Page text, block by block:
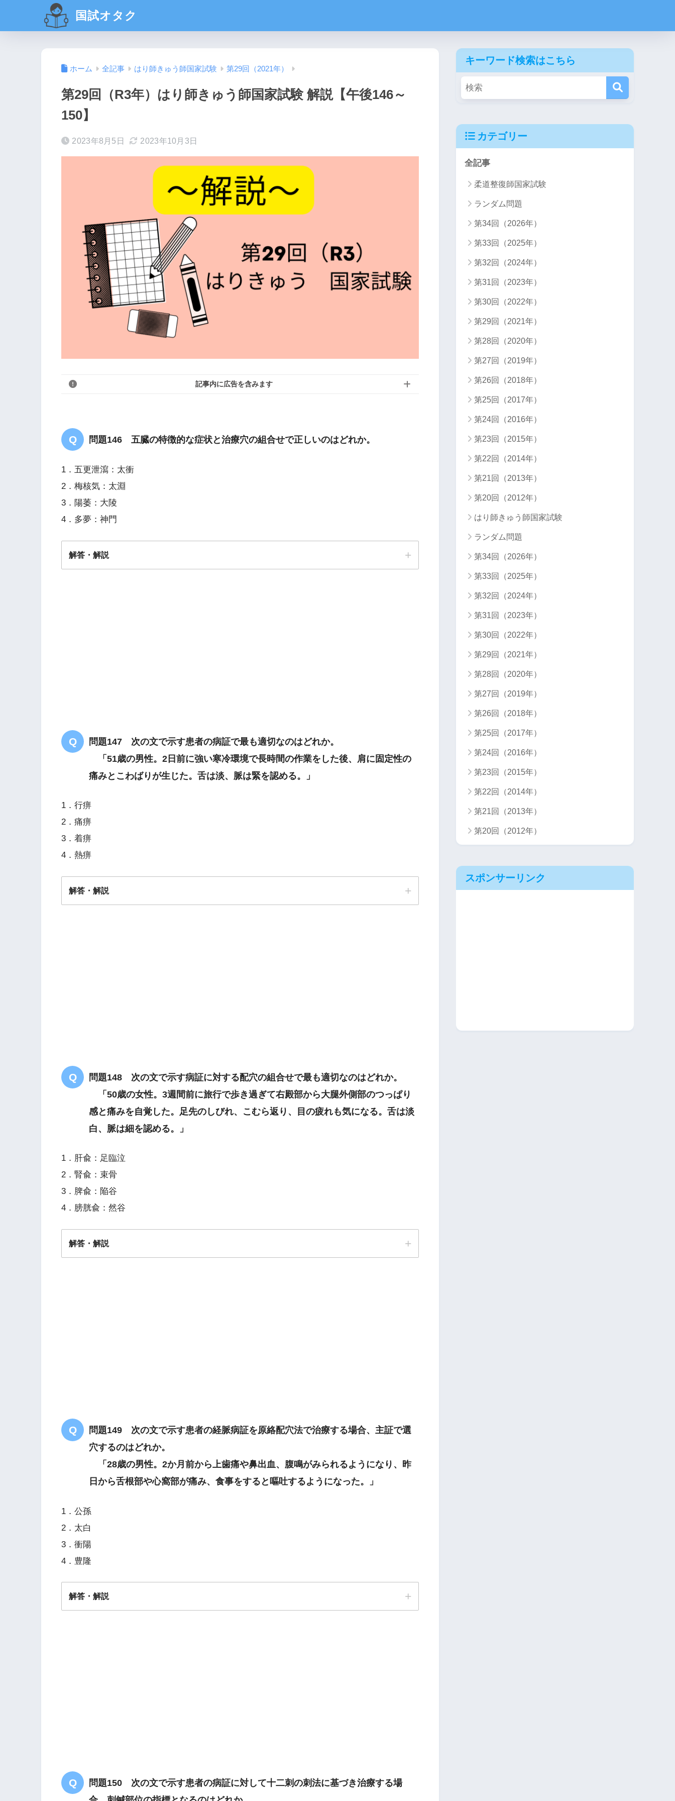
国試オタク
ホーム 全記事 はり師きゅう師国家試験 第29回（2021年）
第29回（R3年）はり師きゅう師国家試験 解説【午後146～
150】
2023年8月5日 2023年10月3日
記事内に広告を含みます
問題146 五臓の特徴的な症状と治療穴の組合せで正しいのはどれか。
1．五更泄瀉：太衝
2．梅核気：太淵
3．陽萎：大陵
4．多夢：神門
解答・解説
問題147 次の文で示す患者の病証で最も適切なのはどれか。
「51歳の男性。2日前に強い寒冷環境で長時間の作業をした後、肩に固定性の
痛みとこわばりが生じた。舌は淡、脈は緊を認める。」
1．行痹
2．痛痹
3．着痹
4．熱痹
解答・解説
問題148 次の文で示す病証に対する配穴の組合せで最も適切なのはどれか。
「50歳の女性。3週間前に旅行で歩き過ぎて右殿部から大腿外側部のつっぱり
感と痛みを自覚した。足先のしびれ、こむら返り、目の疲れも気になる。舌は淡
白、脈は細を認める。」
1．肝兪：足臨泣
2．腎兪：束骨
3．脾兪：陥谷
4．膀胱兪：然谷
解答・解説
肝の血虚
問題149 次の文で示す患者の経脈病証を原絡配穴法で治療する場合、主証で選
穴するのはどれか。
「28歳の男性。2か月前から上歯痛や鼻出血、腹鳴がみられるようになり、昨
日から舌根部や心窩部が痛み、食事をすると嘔吐するようになった。」
1．公孫
2．太白
3．衝陽
4．豊隆
解答・解説
問題150 次の文で示す患者の病証に対して十二刺の刺法に基づき治療する場
キーワード検索はこちら
カテゴリー
全記事
柔道整復師国家試験
ランダム問題
第34回（2026年）
第33回（2025年）
第32回（2024年）
第31回（2023年）
第30回（2022年）
第29回（2021年）
第28回（2020年）
第27回（2019年）
第26回（2018年）
第25回（2017年）
第24回（2016年）
第23回（2015年）
第22回（2014年）
第21回（2013年）
第20回（2012年）
はり師きゅう師国家試験
ランダム問題
第34回（2026年）
第33回（2025年）
第32回（2024年）
第31回（2023年）
第30回（2022年）
第29回（2021年）
第28回（2020年）
第27回（2019年）
第26回（2018年）
第25回（2017年）
第24回（2016年）
第23回（2015年）
第22回（2014年）
第21回（2013年）
第20回（2012年）
スポンサーリンク